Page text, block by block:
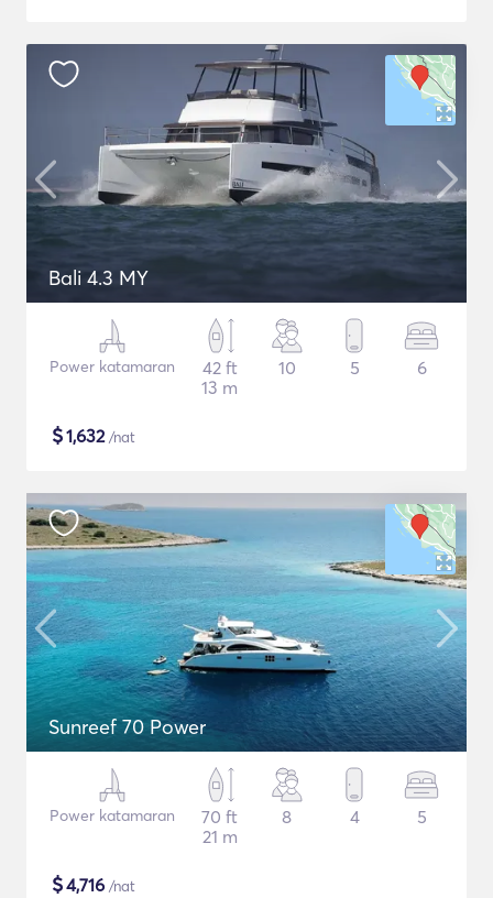
Bali 4.3 MY
Power katamaran
42 ft
13 m
10 5 6
$1,632/nat
Sunreef 70 Power
Power katamaran
70 ft
21 m
8 4 5
$4,716 /nat